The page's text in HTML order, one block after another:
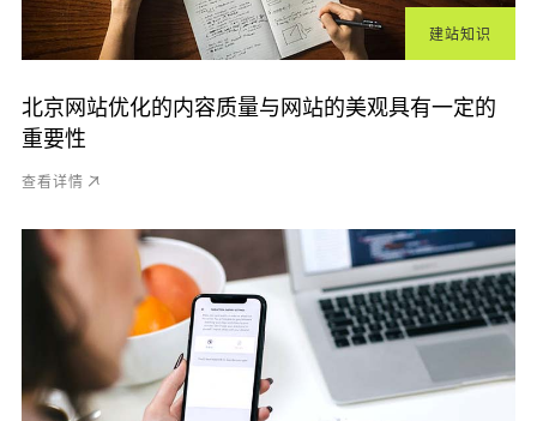
建站知识
北京网站优化的内容质量与网站的美观具有一定的
重要性
查看详情